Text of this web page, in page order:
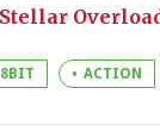
Stellar
8BIT ACTION